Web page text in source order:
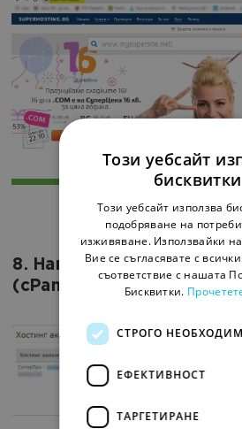
8. Навигирайте до
(cPanel) за управление
Този уебсайт
бисквитки
Този уебсайт използва
подобряване на
изживяване. Използвайки
Вие се съгласявате с
съответствие с нашата
Бисквитки.
СТРОГО
ЕФЕКТИВНОСТ
ТАРГЕТИРАНЕ